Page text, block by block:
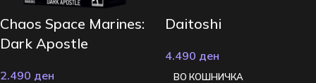
Chaos Space Marines:
Dark Apostle
2.490 ден
Daitoshi
4.490 ден
ВО КОШНИЧКА